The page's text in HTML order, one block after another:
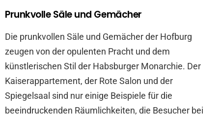
Prunkvolle Säle und Gemächer
Die prunkvollen Säle und Gemächer der Hofburg
zeugen von der opulenten Pracht und dem
künstlerischen Stil der Habsburger Monarchie. Der
Kaiserappartement, der Rote Salon und der
Spiegelsaal sind nur einige Beispiele für die
beeindruckenden Räumlichkeiten, die Besucher bei